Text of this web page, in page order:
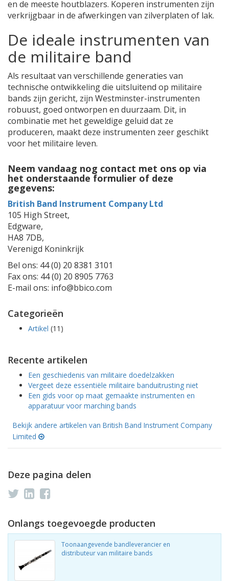
en de meeste houtblazers. Koperen instrumenten zijn
verkrijgbaar in de afwerkingen van zilverplaten of lak.
De ideale instrumenten van
de militaire band
Als resultaat van verschillende generaties van
technische ontwikkeling die uitsluitend op militaire
bands zijn gericht, zijn Westminster-instrumenten
robuust, goed ontworpen en duurzaam. Dit, in
combinatie met het geweldige geluid dat ze
produceren, maakt deze instrumenten zeer geschikt
voor het militaire leven.
Neem vandaag nog contact met ons op via
het onderstaande formulier of deze
gegevens:
British Band Instrument Company Ltd
105 High Street,
Edgware,
HA8 7DB,
Verenigd Koninkrijk
Bel ons: 44 (0) 20 8381 3101
Fax ons: 44 (0) 20 8905 7763
E-mail ons: info@bbico.com
Categorieën
Artikel (11)
Recente artikelen
Een geschiedenis van militaire doedelzakken
Vergeet deze essentiële militaire banduitrusting niet
Een gids voor op maat gemaakte instrumenten en
apparatuur voor marching bands
Bekijk andere artikelen van British Band Instrument Company
Limited
Deze pagina delen
Onlangs toegevoegde producten
Toonaangevende bandleverancier en
distributeur van militaire bands